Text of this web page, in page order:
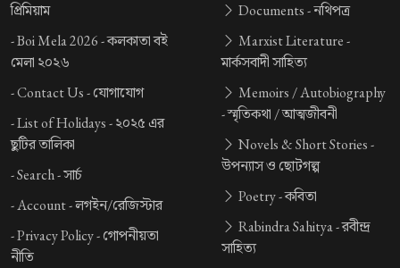
প্রিমিয়াম
-Boi Mela 2026 -কলকাতা বই
মেলা ২০২৬
-Contact Us -যোগাযোগ
-List of Holidays -২০২৫ এর
ছুটির তালিকা
-Search -সার্চ
-Account -লগইন/রেজিস্টার
-Privacy Policy -গোপনীয়তা
নীতি
Documents -নথিপত্র
Marxist Literature -
মার্কসবাদী সাহিত্য
Memoirs / Autobiography
-স্মৃতিকথা / আত্মজীবনী
Novels & Short Stories -
উপন্যাস ও ছোটগল্প
Poetry -কবিতা
Rabindra Sahitya -রবীন্দ্র
সাহিত্য